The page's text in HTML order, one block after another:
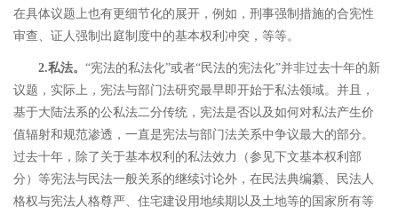
在具体议题上也有更细节化的展开，例如，刑事强制措施的合宪性
审查、证人强制出庭制度中的基本权利冲突， 等等。
2.私法。“宪法的私法化”或者“民法的宪法化”并非过去十年的新
议题，实际上，宪法与部门法研究最早即开始于私法领域。并且，
基于大陆法系的公私法二分传统，宪法是否以及如何对私法产生价
值辐射和规范渗透，一直是宪法与部门法关系中争议最大的部分。
过去十年，除了关于基本权利的私法效力（参见下文基本权利部
分）等宪法与民法一般关系的继续讨论外， 在民法典编纂、
民法人
格权与宪法人格尊严、 住宅建设用地续期以及土地等的国家所有等